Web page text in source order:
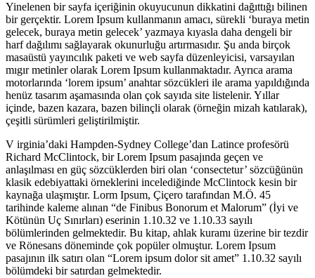
Yinelenen bir sayfa içeriğinin okuyucunun dikkatini dağıttığı bilinen
bir gerçektir. Lorem Ipsum kullanmanın amacı, sürekli ‘buraya metin
gelecek, buraya metin gelecek’ yazmaya kıyasla daha dengeli bir
harf dağılımı sağlayarak okunurluğu artırmasıdır. Şu anda birçok
masaüstü yayıncılık paketi ve web sayfa düzenleyicisi, varsayılan
mıgır metinler olarak Lorem Ipsum kullanmaktadır. Ayrıca arama
motorlarında ‘lorem ipsum’ anahtar sözcükleri ile arama yapıldığında
henüz tasarım aşamasında olan çok sayıda site listelenir. Yıllar
içinde, bazen kazara, bazen bilinçli olarak (örneğin mizah katılarak),
çeşitli sürümleri geliştirilmiştir.
V irginia’daki Hampden-Sydney College’dan Latince profesörü
Richard McClintock, bir Lorem Ipsum pasajında geçen ve
anlaşılması en güç sözcüklerden biri olan ‘consectetur’ sözcüğünün
klasik edebiyattaki örneklerini incelediğinde McClintock kesin bir
kaynağa ulaşmıştır. Lorm Ipsum, Çiçero tarafından M.Ö. 45
tarihinde kaleme alınan “de Finibus Bonorum et Malorum” (İyi ve
Kötünün Uç Sınırları) eserinin 1.10.32 ve 1.10.33 sayılı
bölümlerinden gelmektedir. Bu kitap, ahlak kuramı üzerine bir tezdir
ve Rönesans döneminde çok popüler olmuştur. Lorem Ipsum
pasajının ilk satırı olan “Lorem ipsum dolor sit amet” 1.10.32 sayılı
bölümdeki bir satırdan gelmektedir.